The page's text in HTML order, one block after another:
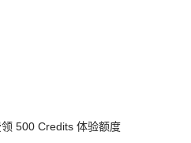
500 Credits 体验额度